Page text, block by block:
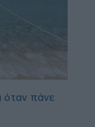
όταν πάνε